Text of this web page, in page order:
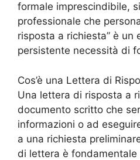
formale imprescindibile,
professionale che
risposta a richiesta” è un
persistente necessità di
Cos’è una Lettera di
Una lettera di risposta a
documento scritto che
informazioni o ad
a una richiesta
di lettera è fondamentale